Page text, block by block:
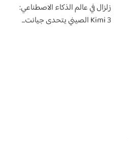
زلزال في عالم الذكاء الاصطناعي:
Kimi 3 الصيني يتحدى جيانت...